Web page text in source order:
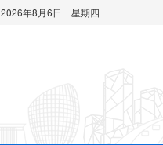
2026年8月6日 星期四